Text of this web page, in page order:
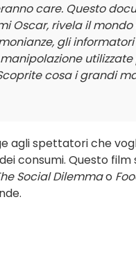
care. Questo
Oscar, rivela il
gli
cosa i grandi
agli spettatori che
consumi. Questo
Social Dilemmao